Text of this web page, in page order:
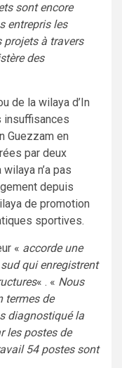
sont encore
entrepris les
projets à travers
des
de la wilaya d’In
insuffisances
Guezzam en
par deux
n’a pas
depuis
de promotion
sportives.
« accorde une
qui enregistrent
« . « Nous
termes de
diagnostiqué la
les postes de
54 postes sont